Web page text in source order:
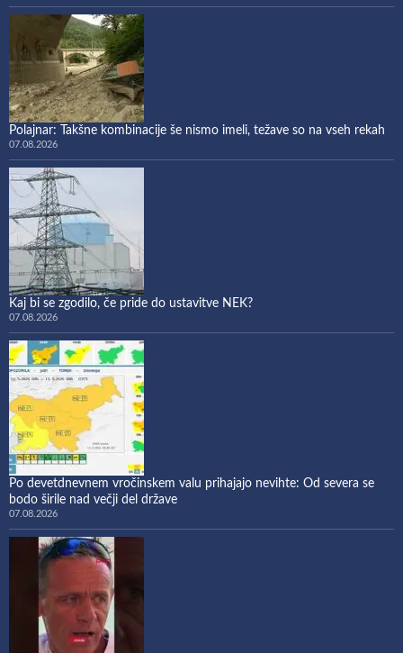
Polajnar: Takšne kombinacije še nismo imeli, težave so na vseh rekah
07.08.2026
Kaj bi se zgodilo, če pride do ustavitve NEK?
07.08.2026
Po devetdnevnem vročinskem valu prihajajo nevihte: Od severa se
bodo širile nad večji del države
07.08.2026